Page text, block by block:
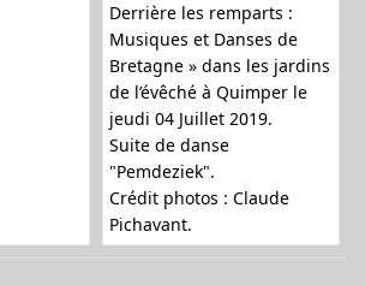
Derrière les remparts :
Musiques et Danses de
Bretagne » dans les jardins
de l’évêché à Quimper le
jeudi 04 Juillet 2019.
Suite de danse
"Pemdeziek".
Crédit photos : Claude
Pichavant.